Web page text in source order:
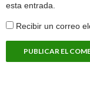
esta entrada.
Recibir un correo